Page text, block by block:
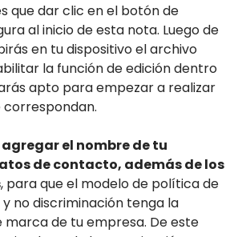
que dar clic en el botón de
al inicio de esta nota. Luego de
en tu dispositivo el archivo
la función de edición dentro
apto para empezar a realizar
correspondan.
agregar el nombre de tu
de contacto, además de los
, para que el modelo de política de
no discriminación tenga la
marca de tu empresa. De este